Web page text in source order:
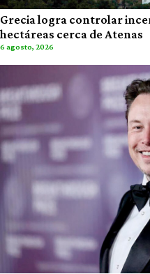
Grecia logra controlar
hectáreas cerca de Atenas
6 agosto, 2026